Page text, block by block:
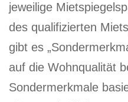
jeweilige
des qualifizierten
gibt es
auf die Wohnqualität
Sondermerkmale